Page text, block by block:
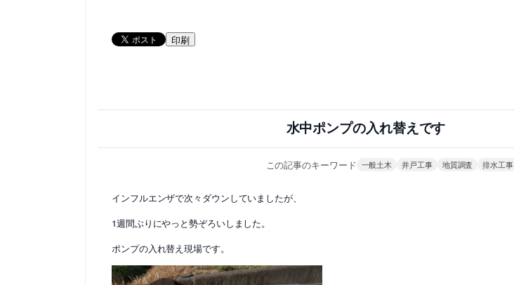
印刷
水中ポンプの入れ替えです
この記事のキーワード 一般土木 井戸工事 地質調査 排水工事
インフルエンザで次々ダウンしていましたが、
1週間ぶりにやっと勢ぞろいしました。
ポンプの入れ替え現場です。